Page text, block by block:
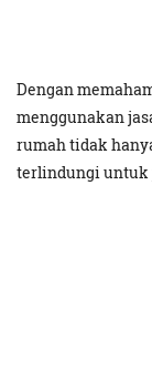
Dengan
menggunakan
rumah tidak
terlindungi untuk